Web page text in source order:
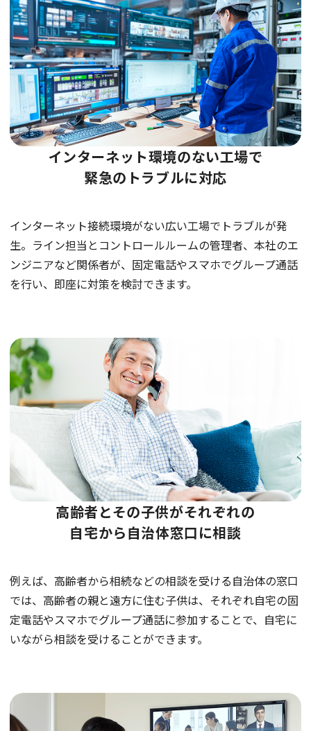
インターネット環境のない工場で
緊急のトラブルに対応
インターネット接続環境がない広い工場でトラブルが発
生。ライン担当とコントロールルームの管理者、本社のエ
ンジニアなど関係者が、固定電話やスマホでグループ通話
を行い、即座に対策を検討できます。
高齢者とその子供がそれぞれの
自宅から自治体窓口に相談
例えば、高齢者から相続などの相談を受ける自治体の窓口
では、高齢者の親と遠方に住む子供は、それぞれ自宅の固
定電話やスマホでグループ通話に参加することで、自宅に
いながら相談を受けることができます。